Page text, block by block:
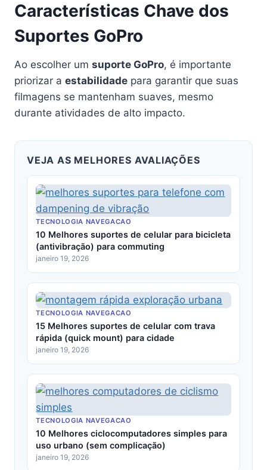
Características Chave dos
Suportes GoPro
Ao escolher um suporte GoPro, é importante
priorizar a estabilidade para garantir que suas
filmagens se mantenham suaves, mesmo
durante atividades de alto impacto.
VEJA AS MELHORES AVALIAÇÕES
TECNOLOGIA NAVEGACAO
10 Melhores suportes de celular para bicicleta
(antivibração) para commuting
janeiro 19, 2026
TECNOLOGIA NAVEGACAO
15 Melhores suportes de celular com trava
rápida (quick mount) para cidade
janeiro 19, 2026
TECNOLOGIA NAVEGACAO
10 Melhores ciclocomputadores simples para
uso urbano (sem complicação)
janeiro 19, 2026